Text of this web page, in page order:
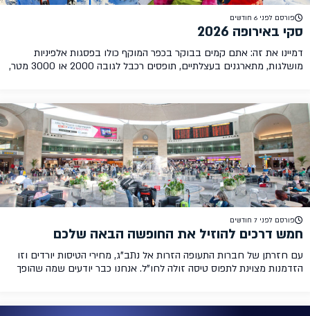
פורסם לפני 6 חודשים
סקי באירופה 2026
דמיינו את זה: אתם קמים בבוקר בכפר המוקף כולו בפסגות אלפיניות
מושלגות, מתארגנים בעצלתיים, תופסים רכבל לגובה 2000 או 3000 מטר,
הזמן לתכנן את הפעם הראשונה. תכנון וארגון חופשת סקי באופן עצמאי, […]
פורסם לפני 7 חודשים
חמש דרכים להוזיל את החופשה הבאה שלכם
עם חזרתן של חברות התעופה הזרות אל נתב"ג, מחירי הטיסות יורדים וזו
הזדמנות מצוינת לתפוס טיסה זולה לחו"ל. אנחנו כבר יודעים שמה שהופך
מלונות יכולים להיות בקלות ההוצאה המשמעותית ביותר בטיול, בייחוד […]